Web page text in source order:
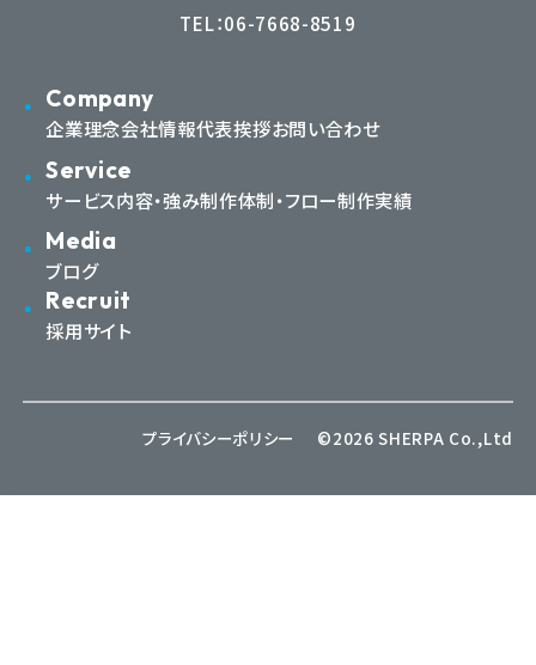
TEL：06-7668-8519
Company
企業理念会社情報代表挨拶お問い合わせ
Service
サービス内容・強み制作体制・フロー制作実績
Media
ブログ
Recruit
採用サイト
プライバシーポリシー ©2026 SHERPA Co.,Ltd